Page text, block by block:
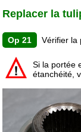
Replacer la
Op 21 Vérifier la
Si la portée
étanchéité,